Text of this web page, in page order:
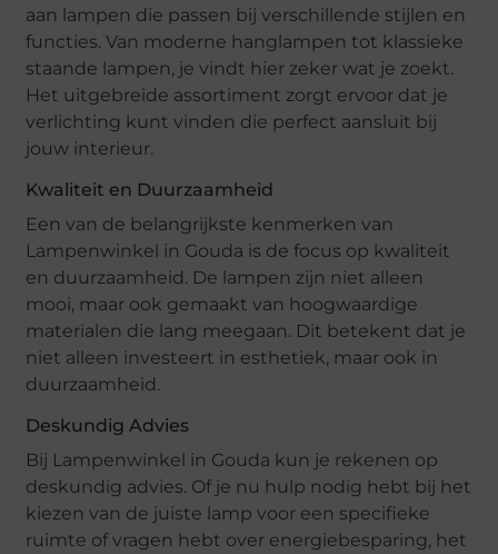
aan lampen die passen bij verschillende stijlen en
functies. Van moderne hanglampen tot klassieke
staande lampen, je vindt hier zeker wat je zoekt.
Het uitgebreide assortiment zorgt ervoor dat je
verlichting kunt vinden die perfect aansluit bij
jouw interieur.
Kwaliteit en Duurzaamheid
Een van de belangrijkste kenmerken van
Lampenwinkel in Gouda is de focus op kwaliteit
en duurzaamheid. De lampen zijn niet alleen
mooi, maar ook gemaakt van hoogwaardige
materialen die lang meegaan. Dit betekent dat je
niet alleen investeert in esthetiek, maar ook in
duurzaamheid.
Deskundig Advies
Bij Lampenwinkel in Gouda kun je rekenen op
deskundig advies. Of je nu hulp nodig hebt bij het
kiezen van de juiste lamp voor een specifieke
ruimte of vragen hebt over energiebesparing, het